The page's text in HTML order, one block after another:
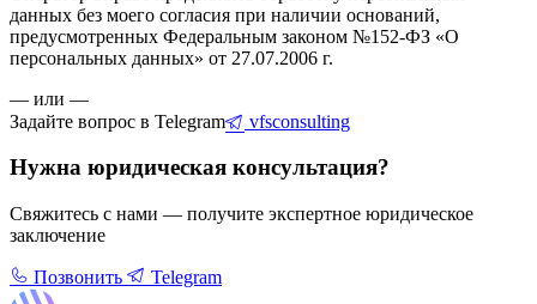
данных без моего согласия при наличии оснований,
предусмотренных Федеральным законом №152-ФЗ «О
персональных данных» от 27.07.2006 г.
— или —
Задайте вопрос в Telegram
vfsconsulting
Нужна юридическая консультация?
Свяжитесь с нами — получите экспертное юридическое
заключение
Позвонить Telegram